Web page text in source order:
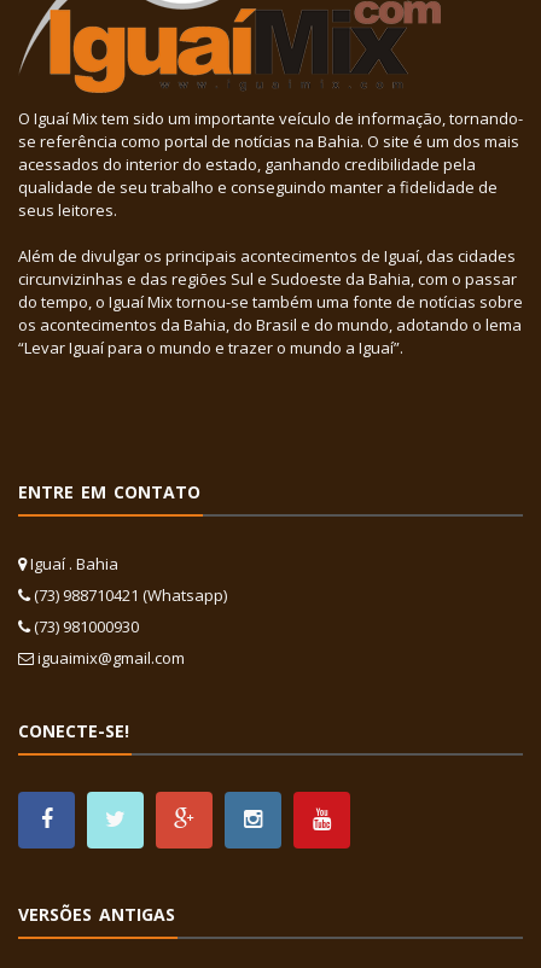
O Iguaí Mix tem sido um importante veículo de informação, tornando-
se referência como portal de notícias na Bahia. O site é um dos mais
acessados do interior do estado, ganhando credibilidade pela
qualidade de seu trabalho e conseguindo manter a fidelidade de
seus leitores.
Além de divulgar os principais acontecimentos de Iguaí, das cidades
circunvizinhas e das regiões Sul e Sudoeste da Bahia, com o passar
do tempo, o Iguaí Mix tornou-se também uma fonte de notícias sobre
os acontecimentos da Bahia, do Brasil e do mundo, adotando o lema
“Levar Iguaí para o mundo e trazer o mundo a Iguaí”.
ENTRE EM CONTATO
Iguaí . Bahia
(73) 988710421 (Whatsapp)
(73) 981000930
iguaimix@gmail.com
CONECTE-SE!
VERSÕES ANTIGAS